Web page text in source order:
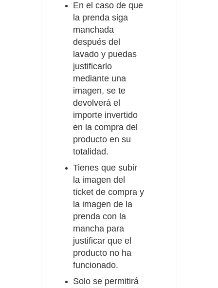
En el caso de que
la prenda siga
manchada
después del
lavado y puedas
justificarlo
mediante una
imagen, se te
devolverá el
importe invertido
en la compra del
producto en su
totalidad.
Tienes que subir
la imagen del
ticket de compra y
la imagen de la
prenda con la
mancha para
justificar que el
producto no ha
funcionado.
Solo se permitirá